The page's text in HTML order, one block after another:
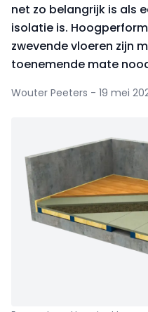
net zo belangrijk is als
isolatie is.
zwevende vloeren zijn
toenemende mate
Wouter Peeters - 19 mei